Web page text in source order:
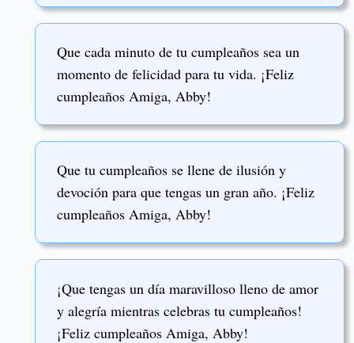
Que cada minuto de tu cumpleaños sea un
momento de felicidad para tu vida. ¡Feliz
cumpleaños Amiga, Abby!
Que tu cumpleaños se llene de ilusión y
devoción para que tengas un gran año. ¡Feliz
cumpleaños Amiga, Abby!
¡Que tengas un día maravilloso lleno de amor
y alegría mientras celebras tu cumpleaños!
¡Feliz cumpleaños Amiga, Abby!